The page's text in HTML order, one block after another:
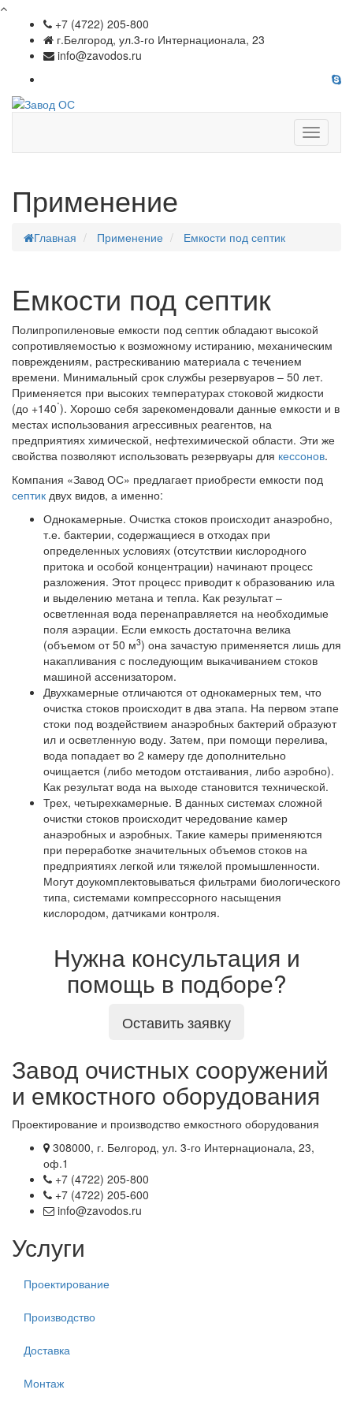
+7 (4722) 205-800
г.Белгород, ул.3-го Интернационала, 23
info@zavodos.ru
меню
Применение
Главная Применение Емкости под септик
Емкости под септик
Полипропиленовые емкости под септик обладают высокой
сопротивляемостью к возможному истиранию, механическим
повреждениям, растрескиванию материала с течением
времени. Минимальный срок службы резервуаров – 50 лет.
Применяется при высоких температурах стоковой жидкости
(до +140˚). Хорошо себя зарекомендовали данные емкости и в
местах использования агрессивных реагентов, на
предприятиях химической, нефтехимической области. Эти же
свойства позволяют использовать резервуары для кессонов.
Компания «Завод ОС» предлагает приобрести емкости под
септик двух видов, а именно:
Однокамерные. Очистка стоков происходит анаэробно,
т.е. бактерии, содержащиеся в отходах при
определенных условиях (отсутствии кислородного
притока и особой концентрации) начинают процесс
разложения. Этот процесс приводит к образованию ила
и выделению метана и тепла. Как результат –
осветленная вода перенаправляется на необходимые
поля аэрации. Если емкость достаточна велика
(объемом от 50 м3) она зачастую применяется лишь для
накапливания с последующим выкачиванием стоков
машиной ассенизатором.
Двухкамерные отличаются от однокамерных тем, что
очистка стоков происходит в два этапа. На первом этапе
стоки под воздействием анаэробных бактерий образуют
ил и осветленную воду. Затем, при помощи перелива,
вода попадает во 2 камеру где дополнительно
очищается (либо методом отстаивания, либо аэробно).
Как результат вода на выходе становится технической.
Трех, четырехкамерные. В данных системах сложной
очистки стоков происходит чередование камер
анаэробных и аэробных. Такие камеры применяются
при переработке значительных объемов стоков на
предприятиях легкой или тяжелой промышленности.
Могут доукомплектовываться фильтрами биологического
типа, системами компрессорного насыщения
кислородом, датчиками контроля.
Нужна консультация и
помощь в подборе?
Оставить заявку
Завод очистных сооружений
и емкостного оборудования
Проектирование и производство емкостного оборудования
308000, г. Белгород, ул. 3-го Интернационала, 23,
оф.1
+7 (4722) 205-800
+7 (4722) 205-600
info@zavodos.ru
Услуги
Проектирование
Производство
Доставка
Монтаж